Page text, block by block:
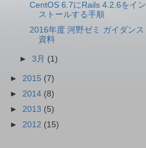
CentOS 6.7にRails 4.2.6をイン
ストールする手順
2016年度 河野ゼミ ガイダンス
資料
►3月 (1)
► 2015 (7)
► 2014 (8)
► 2013 (5)
► 2012 (15)